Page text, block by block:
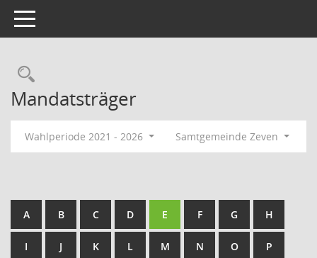
Toggle navigation
Rechercheauswahl
Mandatsträger
Wahlperiode 2021 - 2026 Samtgemeinde Zeven
A B C D E F G H
I J K L M N O P